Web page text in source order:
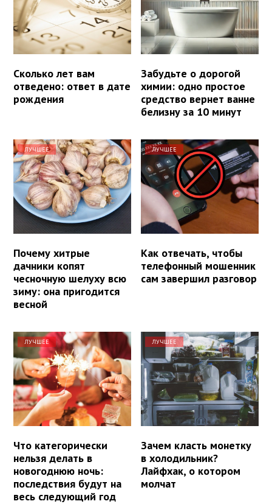
Сколько лет вам
отведено: ответ в дате
рождения
Забудьте о дорогой
химии: одно простое
средство вернет ванне
белизну за 10 минут
ЛУЧШЕЕ
Почему хитрые
дачники копят
чесночную шелуху всю
зиму: она пригодится
весной
ЛУЧШЕЕ
Как отвечать, чтобы
телефонный мошенник
сам завершил разговор
ЛУЧШЕЕ
Что категорически
нельзя делать в
новогоднюю ночь:
последствия будут на
весь следующий год
ЛУЧШЕЕ
Зачем класть монетку
в холодильник?
Лайфхак, о котором
молчат